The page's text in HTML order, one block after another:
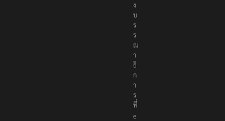
ง
บ
ร
ร
ณ
า
ธิ
ก
า
ร
ที่
e